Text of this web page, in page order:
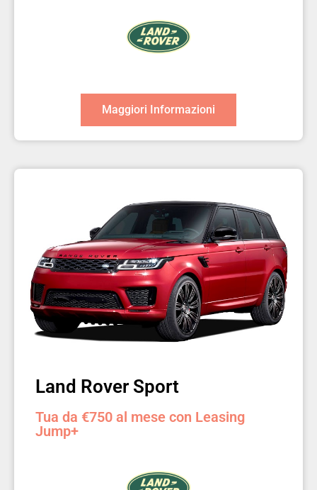
Maggiori Informazioni
Land Rover Sport
Tua da €750 al mese con Leasing
Jump+